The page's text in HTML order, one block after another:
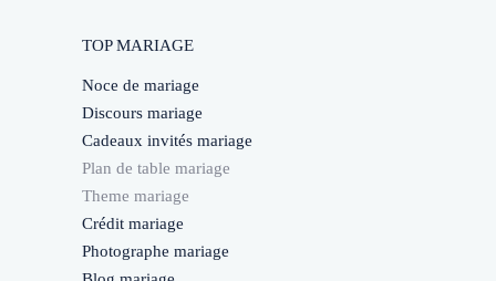
TOP MARIAGE
Noce de mariage
Discours mariage
Cadeaux invités mariage
Plan de table mariage
Theme mariage
Crédit mariage
Photographe mariage